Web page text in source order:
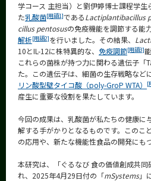
学コース 主担当）と劉伊婷博士課程学
た乳酸菌[用語1]であるLactiplantibacillus
cillus pentosusの免疫機能を調節する能
解析[用語2]を行いました。その結果、
10とIL-12に株特異的な、 免疫調節[用語3]
これらの菌株が持つ力に関わる遺伝子「
た。この遺伝子は、細菌の生存戦略など
リン酸型壁タイコ酸（poly-GroP WTA）
[
産生に重要な役割を果たしています。
今回の成果は、乳酸菌が私たちの健康に
解する手がかりとなるものです。このこ
の応用や、新たな機能性食品の開発にも
本研究は、「ぐるなび 食の価値創成共
れ、2025年4月29日付の「mSystems」
イベントカレンダー
Event Calendar
サイト構
系詳細
CLOSE